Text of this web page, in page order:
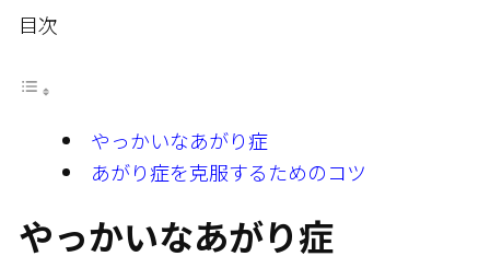
目次
やっかいなあがり症
あがり症を克服するためのコツ
やっかいなあがり症